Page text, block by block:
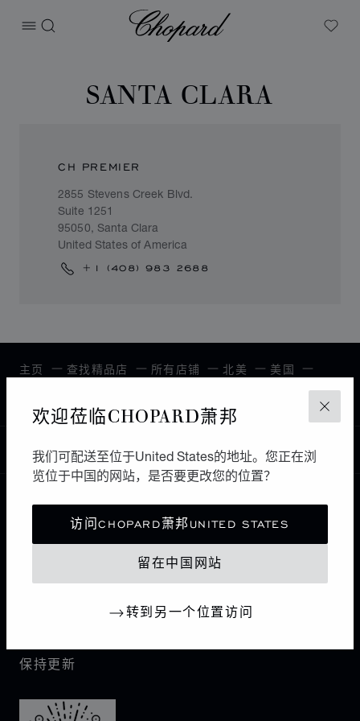
关闭
欢迎莅临CHOPARD萧邦
我们可配送至位于United States的地址。您正在浏
览位于中国的网站，是否要更改您的位置？
访问CHOPARD萧邦UNITED STATES
留在中国网站
转到另一个位置访问
打开菜单
搜索
Chopard
My
SANTA CLARA
CH PREMIER
2855 Stevens Creek Blvd.
Suite 1251
95050, Santa Clara
United States of America
+1 (408) 983 2688
主页 查找精品店 所有店铺 北美
美国
中国
本地化（更改国家/地区）
更改国家/地区
联系我们
保持更新